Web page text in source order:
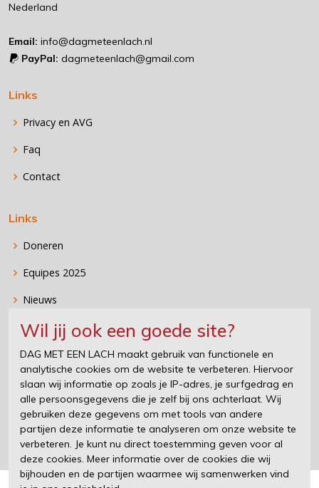
Wil jij ook een goede site?
DAG MET EEN LACH maakt gebruik van functionele en
analytische cookies om de website te verbeteren. Hiervoor
slaan wij informatie op zoals je IP-adres, je surfgedrag en
alle persoonsgegevens die je zelf bij ons achterlaat. Wij
gebruiken deze gegevens om met tools van andere
partijen deze informatie te analyseren om onze website te
verbeteren. Je kunt nu direct toestemming geven voor al
deze cookies. Meer informatie over de cookies die wij
bijhouden en de partijen waarmee wij samenwerken vind
Nederland
Email: info@dagmeteenlach.nl
PayPal: dagmeteenlach@gmail.com
Links
Privacy en AVG
Faq
Contact
Links
Doneren
Equipes 2025
Nieuws
Stichting DAG MET EEN LACH
DAG MET EEN LACH organiseert, samen met de eigenaren van
supercars en sportauto's, heerlijke en vermakelijke events voor
kinderen die wel een verzetje kunnen gebruiken. Wat is er nu
mooier dan een kind te zien lachen en even zijn zorgen te laten
vergeten?